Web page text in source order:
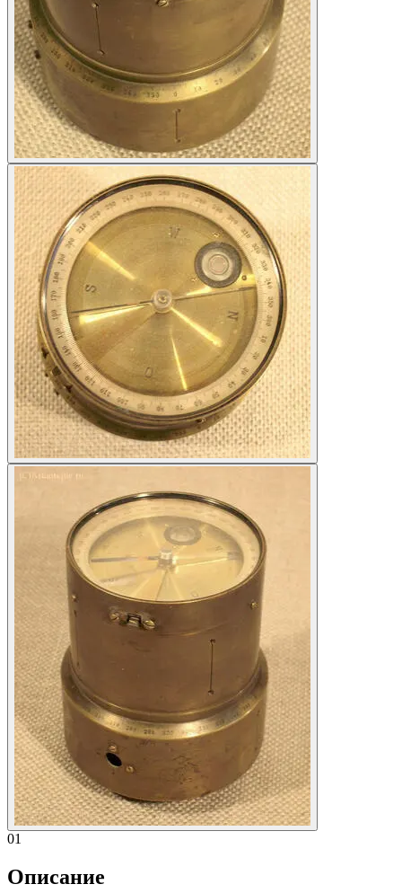
01
Описание